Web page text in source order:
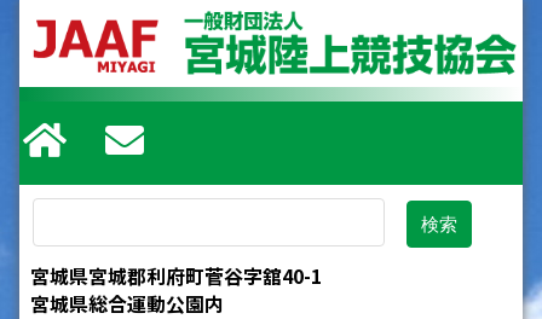
宮城県宮城郡利府町菅谷字舘40-1
宮城県総合運動公園内